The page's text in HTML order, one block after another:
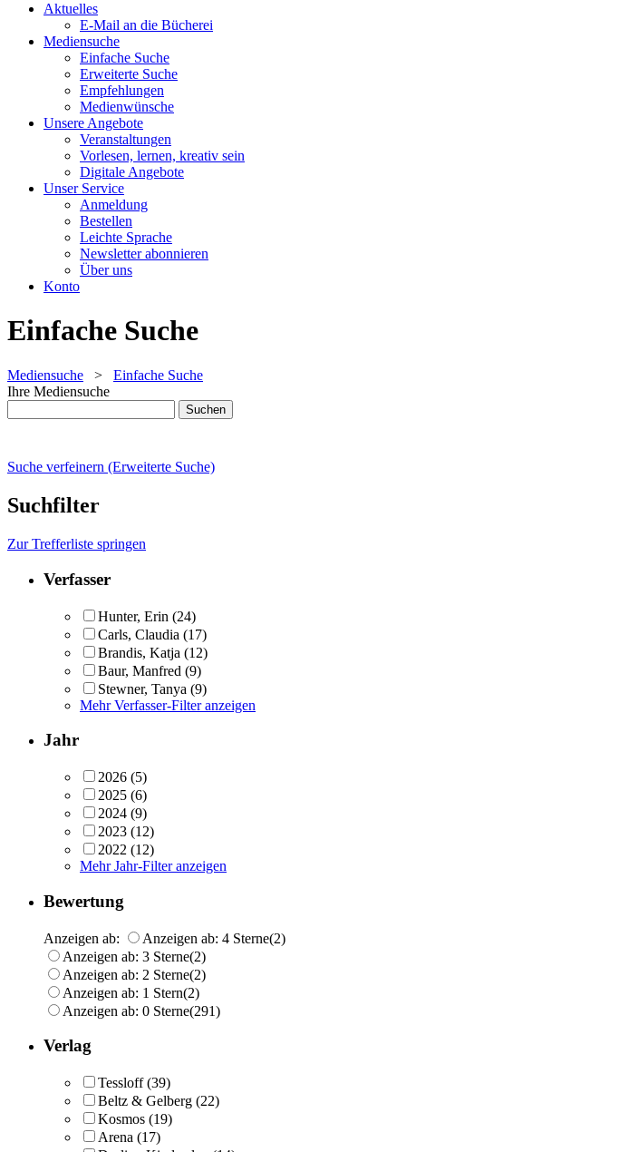
Aktuelles
E-Mail an die Bücherei
Mediensuche
Einfache Suche
Erweiterte Suche
Empfehlungen
Medienwünsche
Unsere Angebote
Veranstaltungen
Vorlesen, lernen, kreativ sein
Digitale Angebote
Unser Service
Anmeldung
Bestellen
Leichte Sprache
Newsletter abonnieren
Über uns
Konto
Einfache Suche
Mediensuche > Einfache Suche
Ihre Mediensuche
Suche verfeinern (Erweiterte Suche)
Suchfilter
Zur Trefferliste springen
Verfasser
Hunter, Erin (24)
Carls, Claudia (17)
Brandis, Katja (12)
Baur, Manfred (9)
Stewner, Tanya (9)
Mehr Verfasser-Filter anzeigen
Jahr
2026 (5)
2025 (6)
2024 (9)
2023 (12)
2022 (12)
Mehr Jahr-Filter anzeigen
Bewertung
Anzeigen ab: Anzeigen ab: 4 Sterne(2)
Anzeigen ab: 3 Sterne(2)
Anzeigen ab: 2 Sterne(2)
Anzeigen ab: 1 Stern(2)
Anzeigen ab: 0 Sterne(291)
Verlag
Tessloff (39)
Beltz & Gelberg (22)
Kosmos (19)
Arena (17)